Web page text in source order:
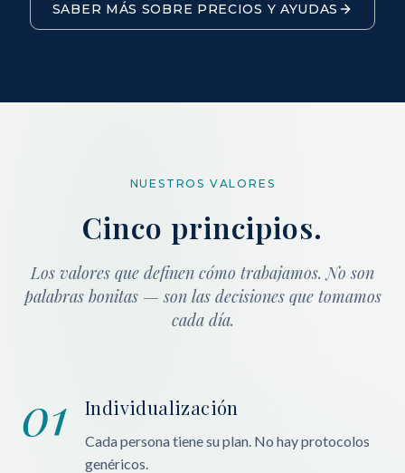
SABER MÁS SOBRE PRECIOS Y AYUDAS
NUESTROS VALORES
Cinco principios.
Los valores que definen cómo trabajamos. No son
palabras bonitas — son las decisiones que tomamos
cada día.
01 Individualización
Cada persona tiene su plan. No hay protocolos
genéricos.